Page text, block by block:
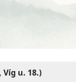
u. 18.)